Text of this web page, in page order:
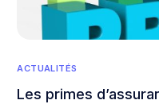
ACTUALITÉS
Les primes